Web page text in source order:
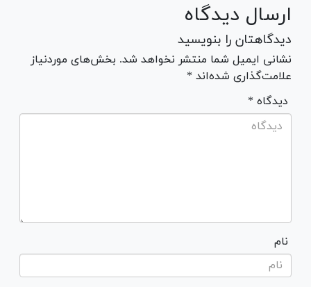
ارسال دیدگاه
دیدگاهتان را بنویسید
نشانی ایمیل شما منتشر نخواهد شد. بخش‌های موردنیاز
علامت‌گذاری شده‌اند *
* دیدگاه
نام